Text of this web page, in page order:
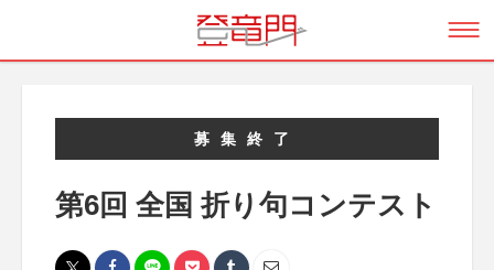
募集終了
第6回 全国 折り句コンテスト